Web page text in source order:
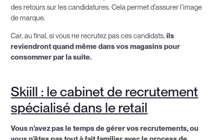
des retours sur les candidatures. Cela permet d’assurer l’image
de marque.
Car, au final, si vous ne recrutez pas ces candidats,ils
reviendront quand même dans vos magasins pour
consommer par la suite.
Skiill : le cabinet de recrutement
spécialisé dans le retail
Vous n’avez pas le temps de gérer vos recrutements, ou